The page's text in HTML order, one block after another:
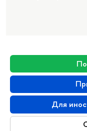
Для